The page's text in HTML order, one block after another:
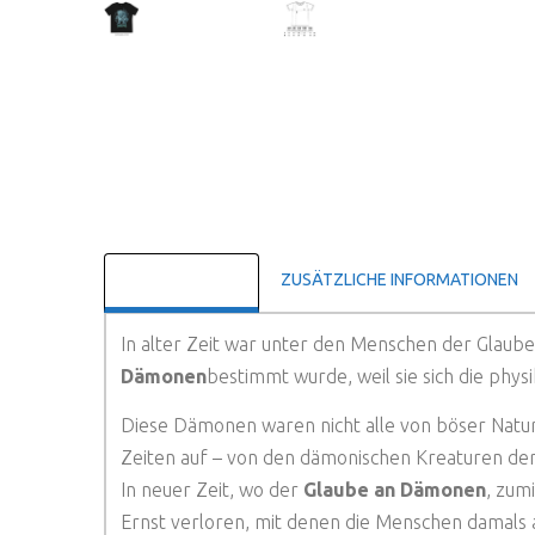
ZUSÄTZLICHE INFORMATIONEN
In alter Zeit war unter den Menschen der
Dämonenbestimmt wurde, weil sie sich die
Diese Dämonen waren nicht alle von böser
Zeiten auf – von den dämonischen Kreaturen
In neuer Zeit, wo der Glaube an Dämonen,
Ernst verloren, mit denen die Menschen